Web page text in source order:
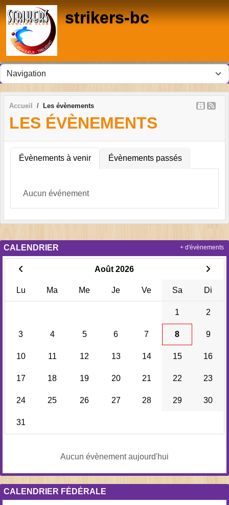
strikers-bc
Accueil Les évènements
LES ÉVÈNEMENTS
Évènements à venir Évènements passés
Aucun événement
CALENDRIER
Août 2026
Lu Ma Me Je Ve Sa Di
1 2
3 4 5 6 7 8 9
10 11 12 13 14 15 16
17 18 19 20 21 22 23
24 25 26 27 28 29 30
31
Aucun évènement aujourd'hui
+ d'évènements
CALENDRIER FÉDÉRALE
Panneau de gestion des cookies